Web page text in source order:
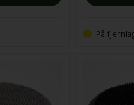
På